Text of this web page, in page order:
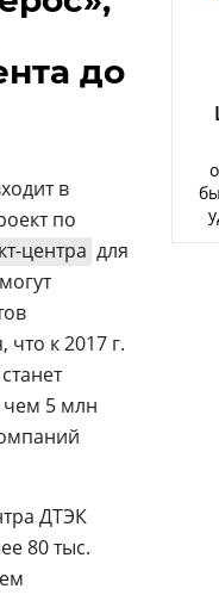
до
в
по
центра для
к 2017 г.
станет
чем 5 млн
ДТЭК
80 тыс.